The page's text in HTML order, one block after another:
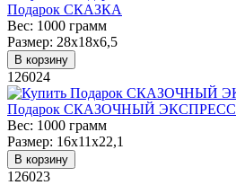
Подарок СКАЗКА
Вес: 1000 грамм
Размер: 28х18х6,5
В корзину
126024
Подарок СКАЗОЧНЫЙ ЭКСПРЕСС
Вес: 1000 грамм
Размер: 16х11х22,1
В корзину
126023